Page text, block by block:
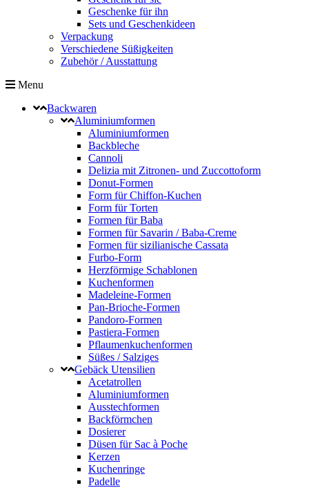
Geschenke für ihn
Sets und Geschenkideen
Verpackung
Verschiedene Süßigkeiten
Zubehör / Ausstattung
Menu
Backwaren
Aluminiumformen
Aluminiumformen
Backbleche
Cannoli
Delizia mit Zitronen- und Zuccottoform
Donut-Formen
Form für Chiffon-Kuchen
Form für Torten
Formen für Baba
Formen für Savarin / Baba-Creme
Formen für sizilianische Cassata
Furbo-Form
Herzförmige Schablonen
Kuchenformen
Madeleine-Formen
Pan-Brioche-Formen
Pandoro-Formen
Pastiera-Formen
Pflaumenkuchenformen
Süßes / Salziges
Gebäck Utensilien
Acetatrollen
Aluminiumformen
Ausstechformen
Backförmchen
Dosierer
Düsen für Sac à Poche
Kerzen
Kuchenringe
Padelle